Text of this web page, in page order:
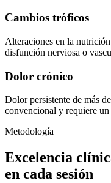
Cambios tróficos
Alteraciones en la
disfunción nerviosa o
Dolor crónico
Dolor persistente de más
convencional y requiere
Metodología
Excelencia
en cada sesión